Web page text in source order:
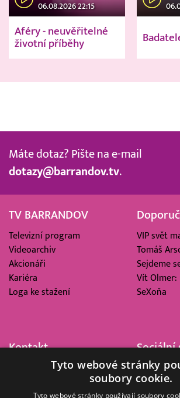
06.08.2026 22:15
Aféry - neuvěřitelné
životní příběhy
Máte dotaz? Pište na e-mail
dotazy@barrandov.tv.
TV BARRANDOV
Televizní program
Videoarchiv
Akcionáři
Kariéra
Loga ke stažení
VIP svět
Tomáš
Sejdeme
Vít Olmer:
SeXoňa
Kontakt
Barrandov Televizní Studio,
Kříženeckého nám. 322
Sociální
Tyto webové stránky
soubory cookie.
Tyto webové stránky používají soubory